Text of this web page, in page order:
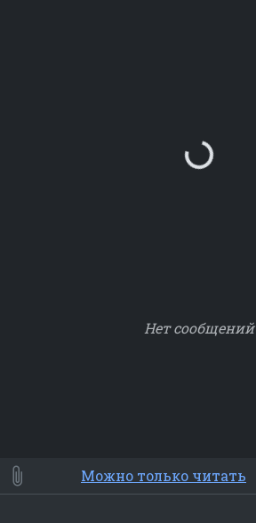
Loading...
Нет сообщений
⭐ Мои Smile
Смайлики
Люди Животные Еда
Можно только читать